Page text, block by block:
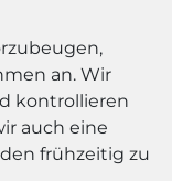
an. Wir
kontrollieren
auch eine
frühzeitig zu